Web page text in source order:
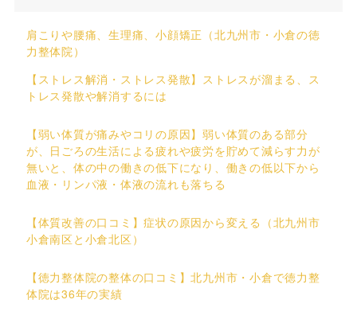
肩こりや腰痛、生理痛、小顔矯正（北九州市・小倉の徳
力整体院）
【ストレス解消・ストレス発散】ストレスが溜まる、ス
トレス発散や解消するには
【弱い体質が痛みやコリの原因】弱い体質のある部分
が、日ごろの生活による疲れや疲労を貯めて減らす力が
無いと、体の中の働きの低下になり、働きの低以下から
血液・リンパ液・体液の流れも落ちる
【体質改善の口コミ】症状の原因から変える（北九州市
小倉南区と小倉北区）
【徳力整体院の整体の口コミ】北九州市・小倉で徳力整
体院は36年の実績